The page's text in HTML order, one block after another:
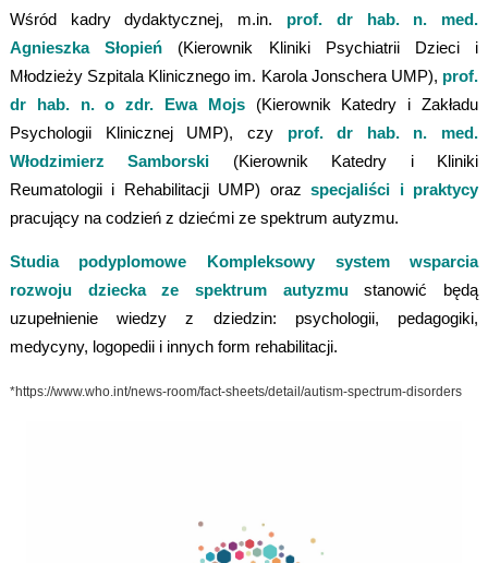
Wśród kadry dydaktycznej, m.in. prof.
dr hab. n. med.
Agnieszka Słopień (Kierownik Kliniki Psychiatrii Dzieci i
Młodzieży Szpitala Klinicznego im. Karola Jonschera UMP), prof.
dr hab. n. o zdr. Ewa Mojs(Kierownik Katedry i Zakładu
Psychologii Klinicznej UMP), czy prof. dr hab. n. med.
Włodzimierz Samborski
(Kierownik Katedry i Kliniki
Reumatologii i Rehabilitacji UMP) orazspecjaliści i praktycy
pracujący na codzień z dziećmi ze spektrum autyzmu.
Studia podyplomowe Kompleksowy system wsparcia
rozwoju dziecka ze spektrum autyzmustanowić będą
uzupełnienie wiedzy z dziedzin: psychologii, pedagogiki,
medycyny, logopedii i innych form rehabilitacji.
*https://www.who.int/news-room/fact-sheets/detail/autism-spectrum-disorders